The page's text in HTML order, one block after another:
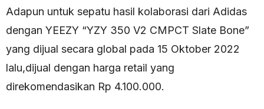
Adapun untuk sepatu hasil kolaborasi dari Adidas
dengan YEEZY “YZY 350 V2 CMPCT Slate Bone”
yang dijual secara global pada 15 Oktober 2022
lalu,dijual dengan harga retail yang
direkomendasikan Rp 4.100.000.